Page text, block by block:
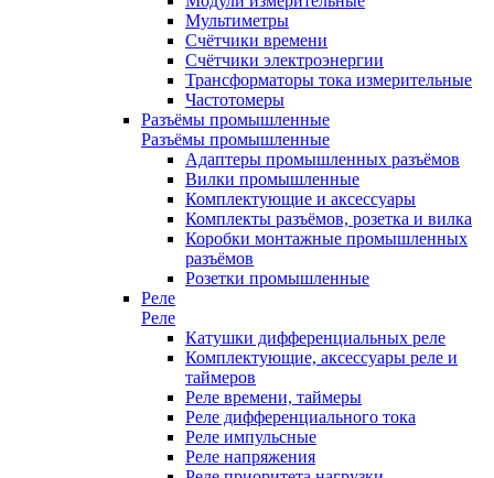
Мультиметры
Счётчики времени
Счётчики электроэнергии
Трансформаторы тока измерительные
Частотомеры
Разъёмы промышленные
Разъёмы промышленные
Адаптеры промышленных разъёмов
Вилки промышленные
Комплектующие и аксессуары
Комплекты разъёмов, розетка и вилка
Коробки монтажные промышленных
разъёмов
Розетки промышленные
Реле
Реле
Катушки дифференциальных реле
Комплектующие, аксессуары реле и
таймеров
Реле времени, таймеры
Реле дифференциального тока
Реле импульсные
Реле напряжения